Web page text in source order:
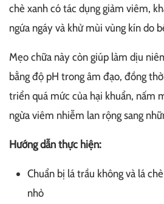
chè xanh có tác dụng giảm viêm,
ngứa ngáy và khử mùi vùng kín do
Mẹo chữa này còn giúp làm dịu
bằng độ pH trong âm đạo, đồng
triển quá mức của hại khuẩn, nấm
ngừa viêm nhiễm lan rộng sang
Hướng dẫn thực hiện:
Chuẩn bị lá trầu không và lá
nhỏ